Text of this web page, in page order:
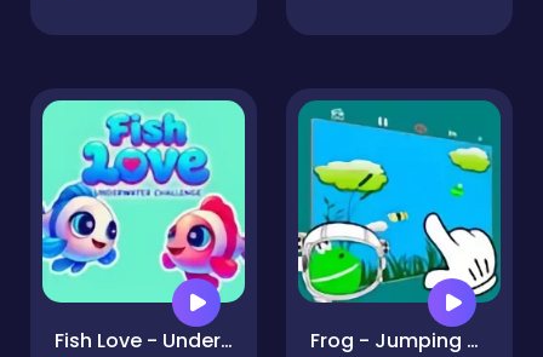
Fish Love - Underwater Challenge Frog - Jumping on Clouds